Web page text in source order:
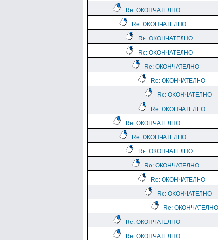
Re: ОКОНЧАТЕЛНО
Re: ОКОНЧАТЕЛНО
Re: ОКОНЧАТЕЛНО
Re: ОКОНЧАТЕЛНО
Re: ОКОНЧАТЕЛНО
Re: ОКОНЧАТЕЛНО
Re: ОКОНЧАТЕЛНО
Re: ОКОНЧАТЕЛНО
Re: ОКОНЧАТЕЛНО
Re: ОКОНЧАТЕЛНО
Re: ОКОНЧАТЕЛНО
Re: ОКОНЧАТЕЛНО
Re: ОКОНЧАТЕЛНО
Re: ОКОНЧАТЕЛНО
Re: ОКОНЧАТЕЛНО
Re: ОКОНЧАТЕЛНО
Re: ОКОНЧАТЕЛНО